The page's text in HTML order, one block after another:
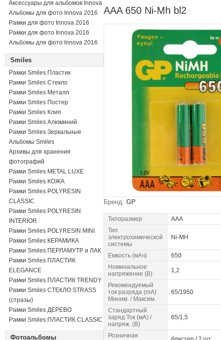
Аксессуары для альбомов Innova
Альбомы для фото Innova 2016
Рамки для фото Innova 2016
Рамки для фото Innova 2016
Альбомы для фото Innova 2016
Smiles
Рамки Smiles Пластик
Рамки Smiles Стекло
Рамки Smiles Металл
Рамки Smiles Постер
Рамки Smiles Клип
Рамки Smiles Алюминий
Рамки Smiles Зеркальные
Альбомы Smiles
Архивы для хранения
фотографий
Рамки Smiles METAL LUXE
Рамки Smiles КОЖА
Рамки Smiles POLYRESIN
CLASSIC
Рамки Smiles POLYRESIN
INTERIOR
Рамки Smiles POLYRESIN MINI
Рамки Smiles КЕРАМИКА
Рамки Smiles ПЕРЛАМУТР и ЛАК
Рамки Smiles ПЛАСТИК
ELEGANCE
Рамки Smiles ПЛАСТИК TRENDY
Рамки Smiles СТЕКЛО STRASS
(стразы)
Рамки Smiles ДЕРЕВО
Рамки Smiles ПЛАСТИК CLASSIC
Фотоальбомы
AAA 650 Ni-Mh bl2
Бренд: GP
Типоразмер
AAA
Тип
электрохимической
системы
Ni-MH
Емкость (мАч)
650
Номинальное
напряжение (В)
1,2
Рекомендуемый
ток разpяда (mA)
Миним. / Максим.
65/1950
Стандартный
заряд Ток (мА) /
напряж. (В)
65/1,5
Розничная